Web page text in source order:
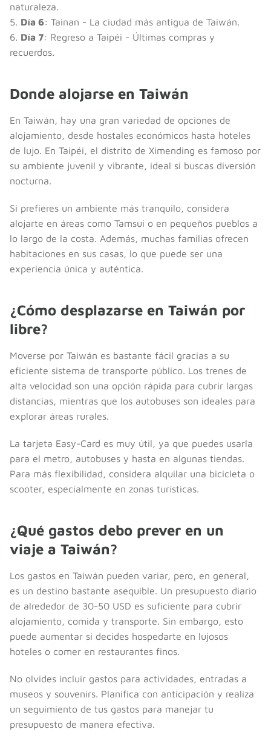
naturaleza.
5. Día 6: Tainan - La ciudad más antigua de Taiwán.
6. Día 7: Regreso a Taipéi - Últimas compras y
recuerdos.
Donde alojarse en Taiwán
En Taiwán, hay una gran variedad de opciones de
alojamiento, desde hostales económicos hasta hoteles
de lujo. En Taipéi, el distrito de Ximending es famoso por
su ambiente juvenil y vibrante, ideal si buscas diversión
nocturna.
Si prefieres un ambiente más tranquilo, considera
alojarte en áreas como Tamsui o en pequeños pueblos a
lo largo de la costa. Además, muchas familias ofrecen
habitaciones en sus casas, lo que puede ser una
experiencia única y auténtica.
¿Cómo desplazarse en Taiwán por
libre?
Moverse por Taiwán es bastante fácil gracias a su
eficiente sistema de transporte público. Los trenes de
alta velocidad son una opción rápida para cubrir largas
distancias, mientras que los autobuses son ideales para
explorar áreas rurales.
La tarjeta Easy-Card es muy útil, ya que puedes usarla
para el metro, autobuses y hasta en algunas tiendas.
Para más flexibilidad, considera alquilar una bicicleta o
scooter, especialmente en zonas turísticas.
¿Qué gastos debo prever en un
viaje a Taiwán?
Los gastos en Taiwán pueden variar, pero, en general,
es un destino bastante asequible. Un presupuesto diario
de alrededor de 30-50 USD es suficiente para cubrir
alojamiento, comida y transporte. Sin embargo, esto
puede aumentar si decides hospedarte en lujosos
hoteles o comer en restaurantes finos.
No olvides incluir gastos para actividades, entradas a
museos y souvenirs. Planifica con anticipación y realiza
un seguimiento de tus gastos para manejar tu
presupuesto de manera efectiva.